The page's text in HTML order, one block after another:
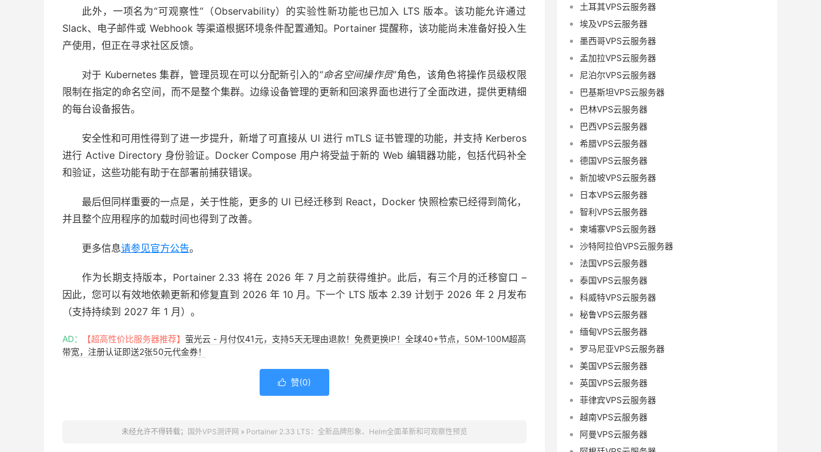
此外，一项名为“可观察性”（Observability）的实验性新功能也已加入 LTS 版本。该功能允许通过
Slack、电子邮件或 Webhook 等渠道根据环境条件配置通知。Portainer 提醒称，该功能尚未准备好投入生
产使用，但正在寻求社区反馈。
对于 Kubernetes 集群，管理员现在可以分配新引入的“命名空间操作员”角色，该角色将操作员级权限
限制在指定的命名空间，而不是整个集群。边缘设备管理的更新和回滚界面也进行了全面改进，提供更精细
的每台设备报告。
安全性和可用性得到了进一步提升，新增了可直接从 UI 进行 mTLS 证书管理的功能，并支持 Kerberos
进行 Active Directory 身份验证。Docker Compose 用户将受益于新的 Web 编辑器功能，包括代码补全
和验证，这些功能有助于在部署前捕获错误。
最后但同样重要的一点是，关于性能，更多的 UI 已经迁移到 React，Docker 快照检索已经得到简化，
并且整个应用程序的加载时间也得到了改善。
更多信息请参见官方公告。
作为长期支持版本，Portainer 2.33 将在 2026 年 7 月之前获得维护。此后，有三个月的迁移窗口 –
因此，您可以有效地依赖更新和修复直到 2026 年 10 月。下一个 LTS 版本 2.39 计划于 2026 年 2 月发布
（支持持续到 2027 年 1 月）。
AD： 【超高性价比服务器推荐】 萤光云 - 月付仅41元，支持5天无理由退款！免费更换IP！全球40+节点，50M-100M超高
带宽，注册认证即送2张50元代金券！
 赞(0)
未经允许不得转载； 国外VPS测评网 » Portainer 2.33 LTS：全新品牌形象、Helm全面革新和可观察性预览
土耳其VPS云服务器
埃及VPS云服务器
墨西哥VPS云服务器
孟加拉VPS云服务器
尼泊尔VPS云服务器
巴基斯坦VPS云服务器
巴林VPS云服务器
巴西VPS云服务器
希腊VPS云服务器
德国VPS云服务器
新加坡VPS云服务器
日本VPS云服务器
智利VPS云服务器
柬埔寨VPS云服务器
沙特阿拉伯VPS云服务器
法国VPS云服务器
泰国VPS云服务器
科威特VPS云服务器
秘鲁VPS云服务器
缅甸VPS云服务器
罗马尼亚VPS云服务器
美国VPS云服务器
英国VPS云服务器
菲律宾VPS云服务器
越南VPS云服务器
阿曼VPS云服务器